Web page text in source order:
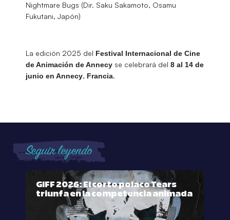
Nightmare Bugs (Dir. Saku Sakamoto, Osamu
Fukutani, Japón)
La edición 2025 del Festival Internacional de Cine
de Animación de Annecy se celebrará del 8 al 14 de
junio en Annecy, Francia.
Seguir leyendo
GIFF 2026: El corto polaco Tears
triunfa en la competencia animada